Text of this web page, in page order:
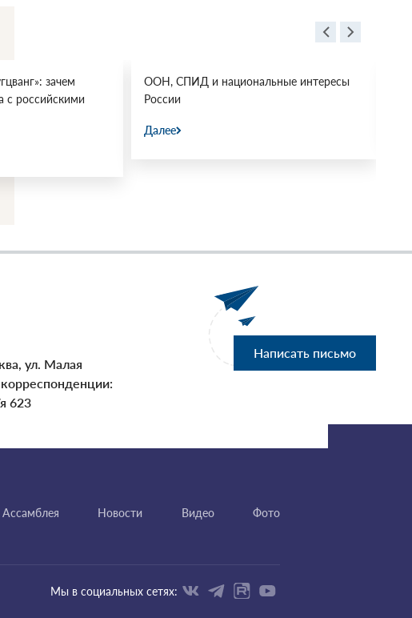
зачем
с российскими
ООН, СПИД и национальные интересы
России
Далее
ул. Малая
623
Написать письмо
Ассамблея Новости Видео Фото
Мы в социальных сетях: